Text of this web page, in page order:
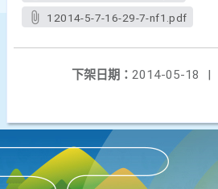
12014-5-7-16-29-7-nf1.pdf
下架日期： 2014-05-18
|